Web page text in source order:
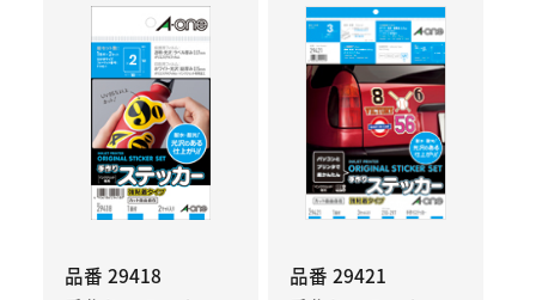
品番 29418
品番 29421